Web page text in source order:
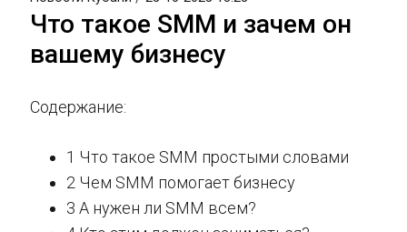
Что такое SMM и зачем он
вашему бизнесу
Содержание:
1 Что такое SMM простыми словами
2 Чем SMM помогает бизнесу
3 А нужен ли SMM всем?